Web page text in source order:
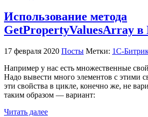
Использование метода
GetPropertyValuesArray
17 февраля 2020 Посты Метки: 1С-
Например у нас есть множественные
Надо вывести много элементов с этими
эти свойства в цикле, конечно же, не
таким образом — вариант:
Читать далее